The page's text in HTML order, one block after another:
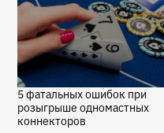
5 фатальных ошибок при
розыгрыше одномастных
коннекторов